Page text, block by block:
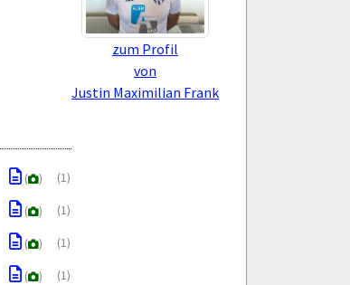
zum Profil
von
Justin Maximilian Frank
( ) (1)
( ) (1)
( ) (1)
( ) (1)